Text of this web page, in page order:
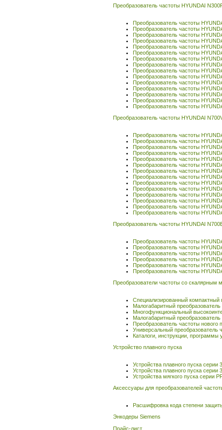
Преобразователь частоты HYUNDAI
Преобразователь частоты
Преобразователь частоты
Преобразователь частоты
Преобразователь частоты
Преобразователь частоты
Преобразователь частоты
Преобразователь частоты
Преобразователь частоты
Преобразователь частоты
Преобразователь частоты
Преобразователь частоты
Преобразователь частоты
Преобразователь частоты
Преобразователь частоты
Преобразователь частоты
Преобразователь частоты HYUNDAI
Преобразователь частоты
Преобразователь частоты
Преобразователь частоты
Преобразователь частоты
Преобразователь частоты
Преобразователь частоты
Преобразователь частоты
Преобразователь частоты
Преобразователь частоты
Преобразователь частоты
Преобразователь частоты
Преобразователь частоты
Преобразователь частоты
Преобразователь частоты
Преобразователь частоты HYUNDAI
Преобразователь частоты
Преобразователь частоты
Преобразователь частоты
Преобразователь частоты
Преобразователь частоты
Преобразователь частоты
Преобразователи частоты со скалярным
Специализированный компактный
Малогабаритный
Многофункциональный
Малогабаритный
Преобразователь частоты нового
Универсальный преобразователь
Каталоги, инструкции,
Устройство плавного пуска
Устройства плавного пуска серии
Устройства плавного пуска серии
Устройства мягкого пуска серии
Аксессуары для преобразователей
Расшифровка кода степени
Энкодеры Siemens
Прайс-лист